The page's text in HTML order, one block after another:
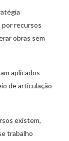
por recursos
obras sem
aplicados
de articulação
existem,
trabalho